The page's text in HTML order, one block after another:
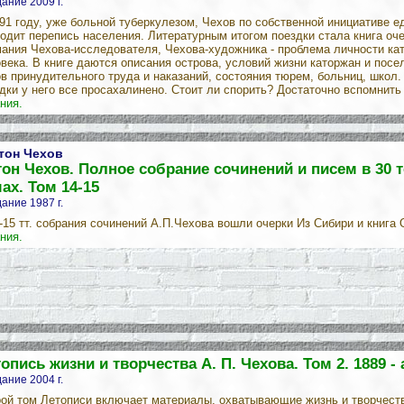
году, уже больной туберкулезом, Чехов по собственной инициативе
перепись населения. Литературным итогом поездки стала книга
Чехова-исследователя, Чехова-художника - проблема личности
В книге даются описания острова, условий жизни каторжан и
принудительного труда и наказаний, состояния тюрем, больниц,
у него все просахалинено. Стоит ли спорить? Достаточно
Чехов
Чехов. Полное собрание сочинений и писем в 30
Том 14-15
1987 г.
тт. собрания сочинений А.П.Чехова вошли очерки Из Сибири и
жизни и творчества А. П. Чехова. Том 2. 1889 -
2004 г.
том Летописи включает материалы, охватывающие жизнь и